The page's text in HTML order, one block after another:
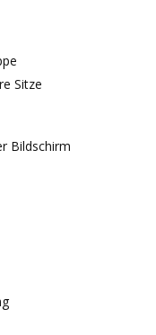
Sitze
Bildschirm